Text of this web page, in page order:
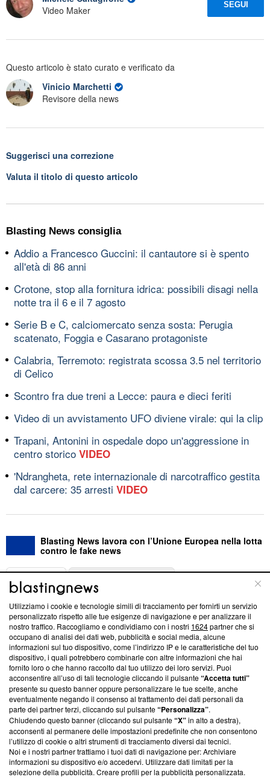
Video Maker
SEGUI
Questo articolo è stato curato e verificato da
Vinicio Marchetti
Revisore della news
Suggerisci una correzione
Valuta il titolo di questo articolo
Blasting News consiglia
Addio a Francesco Guccini: il cantautore si è spento
all'età di 86 anni
Crotone, stop alla fornitura idrica: possibili disagi nella
notte tra il 6 e il 7 agosto
Serie B e C, calciomercato senza sosta: Perugia
scatenato, Foggia e Casarano protagoniste
Calabria, Terremoto: registrata scossa 3.5 nel territorio
di Celico
Scontro fra due treni a Lecce: paura e dieci feriti
Video di un avvistamento UFO diviene virale: qui la clip
Trapani, Antonini in ospedale dopo un'aggressione in
centro storico VIDEO
'Ndrangheta, rete internazionale di narcotraffico gestita
dal carcere: 35 arresti VIDEO
Blasting News lavora con l’Unione Europea nella lotta
contro le fake news
ABOUT
Questa sezione offre informazioni trasparenti su Blasting
News, sui nostri processi editoriali e su come ci impegniamo a
creare news di qualità. Inoltre, afferma la nostra aderenza a
‘Trust Project - News with Integrity’Blasting News non è
ancora membro del programma, ma ha richiesto di farne
parte; Trust Project non ha ancora effettuato una verifica di
conformità agli standard.
Su di noi
Team editoriale
Corporate
Redazione
Utilizziamo i cookie e tecnologie simili di tracciamento per fornirti un servizio
personalizzato rispetto alle tue esigenze di navigazione e per analizzare il
nostro traffico. Raccogliamo e condividiamo con i nostri 1624partner che si
occupano di analisi dei dati web, pubblicità e social media, alcune
informazioni sul tuo dispositivo, come l’indirizzo IP e le caratteristiche del tuo
dispositivo, i quali potrebbero combinarle con altre informazioni che hai
fornito loro o che hanno raccolto dal tuo utilizzo dei loro servizi. Puoi
acconsentire all’uso di tali tecnologie cliccando il pulsante“Accetta tutti”
presente su questo banner oppure personalizzare le tue scelte, anche
eventualmente negando il consenso al trattamento dei dati personali da
parte dei partner terzi, cliccando sul pulsante“Personalizza”.
Chiudendo questo banner (cliccando sul pulsante“X”in alto a destra),
acconsenti al permanere delle impostazioni predefinite che non consentono
l’utilizzo di cookie o altri strumenti di tracciamento diversi dai tecnici.
Noi e i nostri partner trattiamo i tuoi dati di navigazione per: Archiviare
informazioni su dispositivo e/o accedervi. Utilizzare dati limitati per la
selezione della pubblicità. Creare profili per la pubblicità personalizzata.